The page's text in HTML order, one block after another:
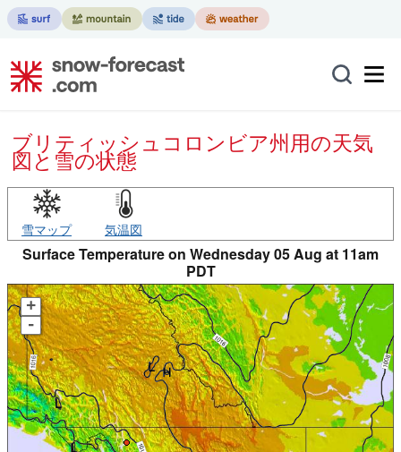
ブリティッシュコロンビア州用の天気
図と雪の状態
雪マップ 気温図
Surface Temperature on Wednesday 05 Aug at 11am
PDT
+
-